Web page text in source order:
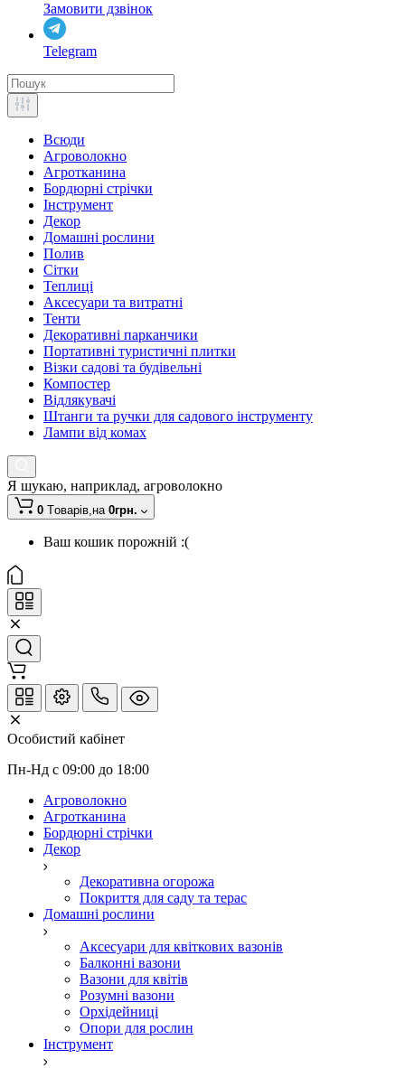
Замовити дзвінок
Telegram
Всюди
Агроволокно
Агротканина
Бордюрні стрічки
Інструмент
Декор
Домашні рослини
Полив
Сітки
Теплиці
Аксесуари та витратні
Тенти
Декоративні парканчики
Портативні туристичні плитки
Візки садові та будівельні
Компостер
Відлякувачі
Штанги та ручки для садового інструменту
Лампи від комах
Я шукаю, наприклад, агроволокно
0 Tоварів,на 0грн.
Ваш кошик порожній :(
Особистий кабінет
Пн-Нд с 09:00 до 18:00
Агроволокно
Агротканина
Бордюрні стрічки
Декор
Декоративна огорожа
Покриття для саду та терас
Домашні рослини
Аксесуари для квіткових вазонів
Балконні вазони
Вазони для квітів
Розумні вазони
Орхідейниці
Опори для рослин
Інструмент